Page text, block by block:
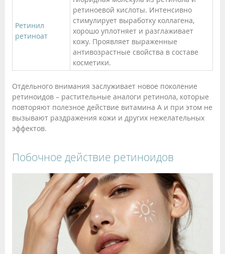
Ретинил
ретиноат
ретиноевой кислоты. Интенсивно
стимулирует выработку коллагена,
хорошо уплотняет и разглаживает
кожу. Проявляет выраженные
антивозрастные свойства в составе
косметики.
Отдельного внимания заслуживает новое поколение
ретиноидов – растительные аналоги ретинола, которые
повторяют полезное действие витамина A и при этом не
вызывают раздражения кожи и других нежелательных
эффектов.
Побочное действие ретиноидов